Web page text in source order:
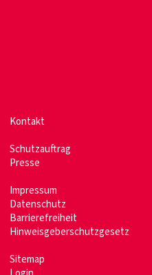
Kontakt
Schutzauftrag
Presse
Impressum
Datenschutz
Barrierefreiheit
Hinweisgeberschutzgesetz
Sitemap